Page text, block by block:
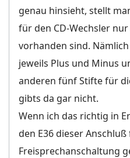
genau hinsieht, stellt
für den CD-Wechsler
vorhanden sind.
jeweils Plus und Minus
anderen fünf Stifte für
gibts da gar nicht.
Wenn ich das richtig in
den E36 dieser
Freisprechanschaltung